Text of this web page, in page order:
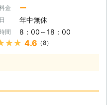
ませ。連絡後、弊社スタッフ
の元へ駆けつけて車のバッテ
よね。当たり前のように動くと
たので、今から電車で会社に
も、遅刻してしまうかもしれ
「どうせ遅刻するなら、車が
弊社「PlayUnity」が高速で
金 ー
年中無休
間 8：00～18：00
4.6 （8）